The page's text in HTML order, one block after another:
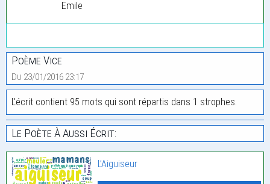
Emile
Poème Vice
Du 23/01/2016 23:17
L'écrit contient 95 mots qui sont répartis dans 1 strophes.
Le Poète À Aussi Écrit:
L’Aiguiseur